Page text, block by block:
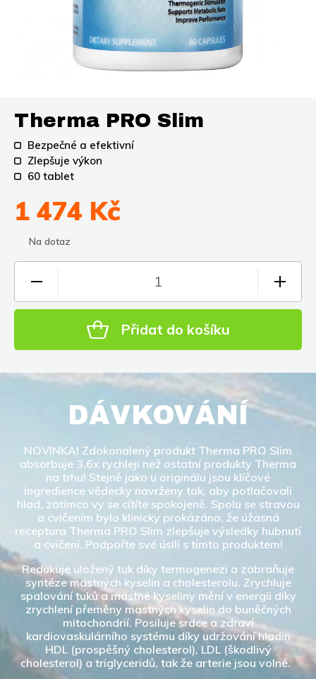
Therma PRO Slim
Bezpečné a efektivní
Zlepšuje výkon
60 tablet
1 474 Kč
Na dotaz
1
Přidat do košíku
DÁVKOVÁNÍ
NOVINKA! Zdokonalený produkt Therma PRO Slim
absorbuje 3,6x rychleji než ostatní produkty Therma
na trhu! Stejně jako u originálu jsou klíčové
ingredience vědecky navrženy tak, aby potlačovali
hlad, zatímco vy se cítíte spokojeně. Spolu se stravou
a cvičením bylo klinicky prokázáno, že úžasná
receptura Therma PRO Slim zlepšuje výsledky hubnutí
a cvičení. Podpořte své úsilí s tímto produktem!
Redukuje uložený tuk díky termogenezi a zabraňuje
syntéze mastných kyselin a cholesterolu. Zrychluje
spalování tuků a mastné kyseliny mění v energii díky
zrychlení přeměny mastných kyselin do buněčných
mitochondrií. Posiluje srdce a zdraví
kardiovaskulárního systému díky udržování hladin
HDL (prospěšný cholesterol), LDL (škodlivý
cholesterol) a triglyceridů, tak že arterie jsou volné.